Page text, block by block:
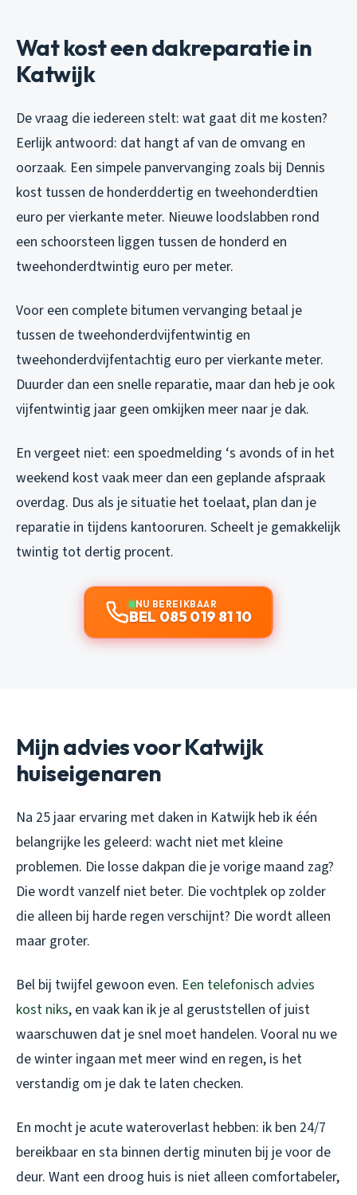
Wat kost een dakreparatie in
Katwijk
De vraag die iedereen stelt: wat gaat dit me kosten?
Eerlijk antwoord: dat hangt af van de omvang en
oorzaak. Een simpele panvervanging zoals bij Dennis
kost tussen de honderddertig en tweehonderdtien
euro per vierkante meter. Nieuwe loodslabben rond
een schoorsteen liggen tussen de honderd en
tweehonderdtwintig euro per meter.
Voor een complete bitumen vervanging betaal je
tussen de tweehonderdvijfentwintig en
tweehonderdvijfentachtig euro per vierkante meter.
Duurder dan een snelle reparatie, maar dan heb je ook
vijfentwintig jaar geen omkijken meer naar je dak.
En vergeet niet: een spoedmelding ‘s avonds of in het
weekend kost vaak meer dan een geplande afspraak
overdag. Dus als je situatie het toelaat, plan dan je
reparatie in tijdens kantooruren. Scheelt je gemakkelijk
twintig tot dertig procent.
NU BEREIKBAAR
BEL 085 019 81 10
Mijn advies voor Katwijk
huiseigenaren
Na 25 jaar ervaring met daken in Katwijk heb ik één
belangrijke les geleerd: wacht niet met kleine
problemen. Die losse dakpan die je vorige maand zag?
Die wordt vanzelf niet beter. Die vochtplek op zolder
die alleen bij harde regen verschijnt? Die wordt alleen
maar groter.
Bel bij twijfel gewoon even. Een telefonisch advies
kost niks, en vaak kan ik je al geruststellen of juist
waarschuwen dat je snel moet handelen. Vooral nu we
de winter ingaan met meer wind en regen, is het
verstandig om je dak te laten checken.
En mocht je acute wateroverlast hebben: ik ben 24/7
bereikbaar en sta binnen dertig minuten bij je voor de
deur. Want een droog huis is niet alleen comfortabeler,